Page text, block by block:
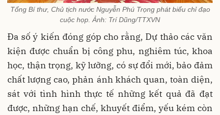
Tổng Bí thư, Chủ tịch nước Nguyễn Phú Trọng phát biểu chỉ đạo
cuộc họp. Ảnh: Trí Dũng/TTXVN
Đa số ý kiến đóng góp cho rằng, Dự thảo các văn
kiện được chuẩn bị công phu, nghiêm túc, khoa
học, thận trọng, kỹ lưỡng, có sự đổi mới, bảo đảm
chất lượng cao, phản ánh khách quan, toàn diện,
sát với tình hình thực tế những kết quả đã đạt
được, những hạn chế, khuyết điểm, yếu kém còn